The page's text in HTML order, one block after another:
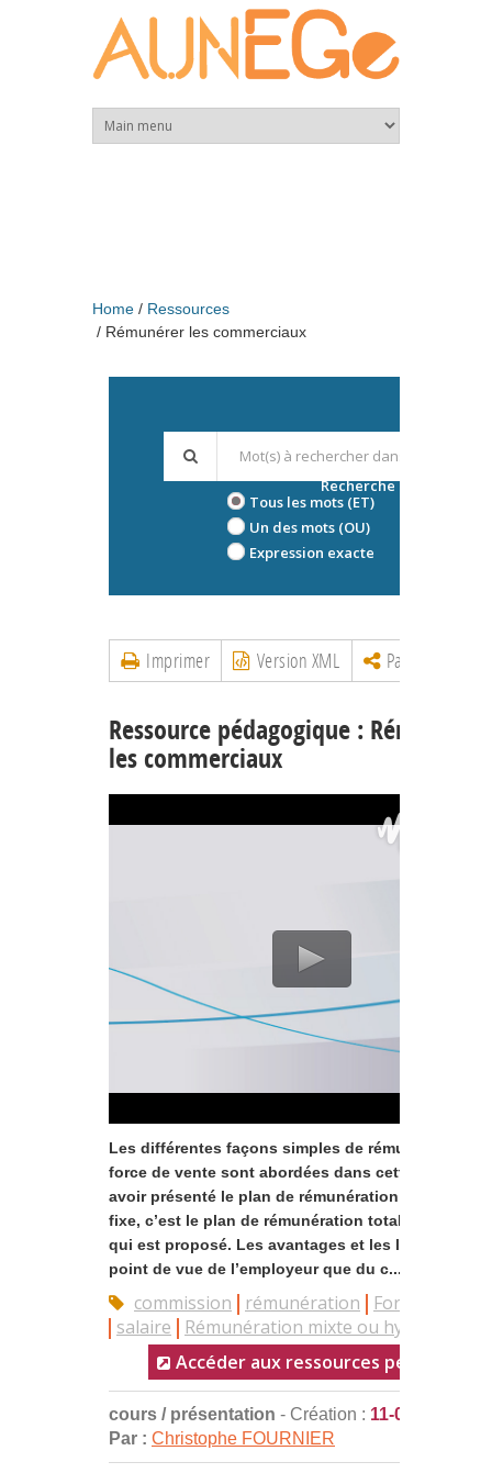
Home
Ressources
Rémunérer les commerciaux
Tous les mots (ET)
Un des mots (OU)
Expression exacte
Recherche avancée
Imprimer Version XML Partager
Ressource pédagogique : Rémunérer
les commerciaux
Les différentes façons simples de rémunérer une
force de vente sont abordées dans cette vidéo.
avoir présenté le plan de rémunération
fixe, c’est le plan de rémunération totalement
qui est proposé. Les avantages et les limites tant
point de vue de l’employeur que du c...
commission rémunération
Force de vente
salaire
Rémunération mixte ou hybride
Accéder aux ressources
cours / présentation - Création : 11-03-2014
Par : Christophe FOURNIER